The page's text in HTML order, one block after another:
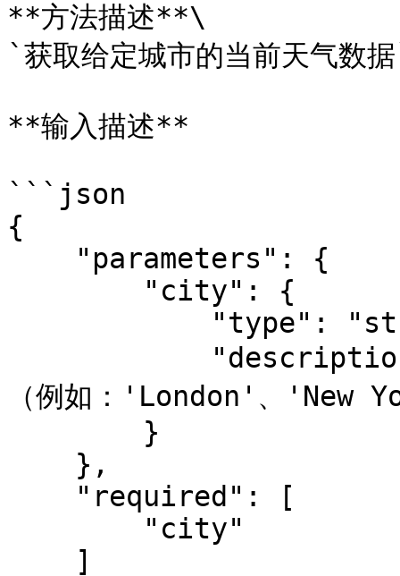
**方法描述**\
`获取给定城市的当前天气数
**输入描述**
```json
{
（例如：'London'、'New